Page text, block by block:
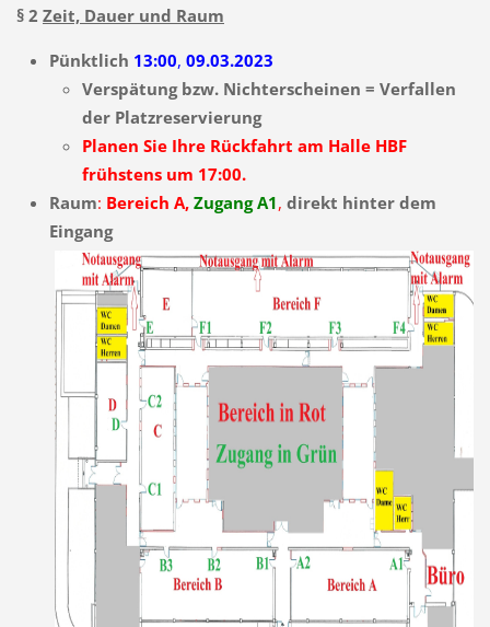
§ 2 Zeit, Dauer und Raum
Pünktlich 13:00, 09.03.2023
Verspätung bzw. Nichterscheinen = Verfallen
der Platzreservierung
Planen Sie Ihre Rückfahrt am Halle HBF
frühstens um 17:00.
Raum: Bereich A, Zugang A1, direkt hinter dem
Eingang